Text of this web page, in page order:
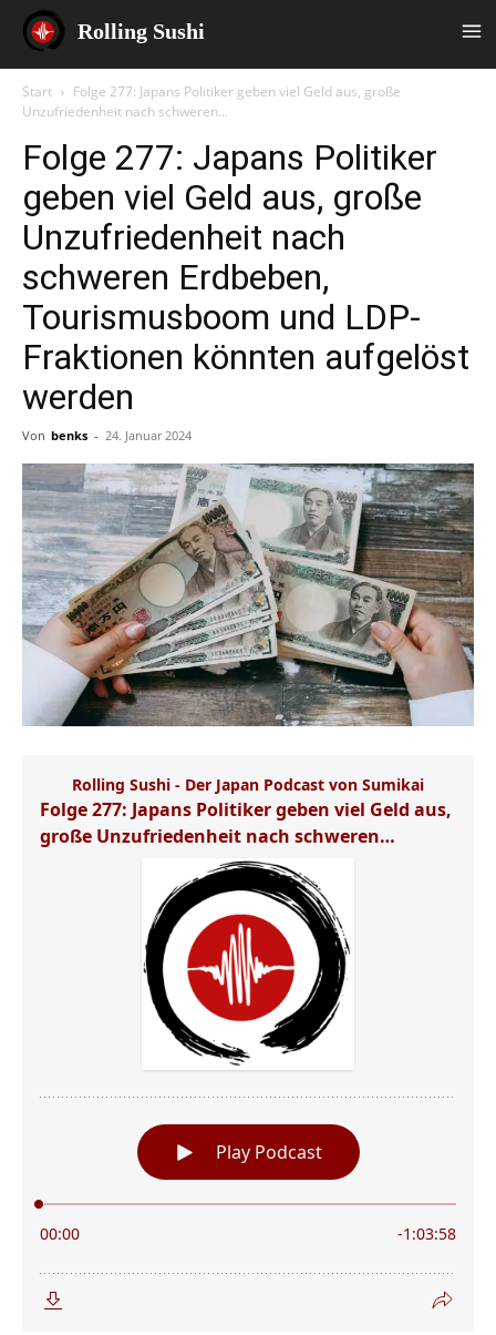
Rolling Sushi
Start
Folge 277: Japans Politiker geben viel Geld aus, große
Unzufriedenheit nach schweren...
Folge 277: Japans Politiker
geben viel Geld aus, große
Unzufriedenheit nach
schweren Erdbeben,
Tourismusboom und LDP-
Fraktionen könnten aufgelöst
werden
Von benks - 24. Januar 2024